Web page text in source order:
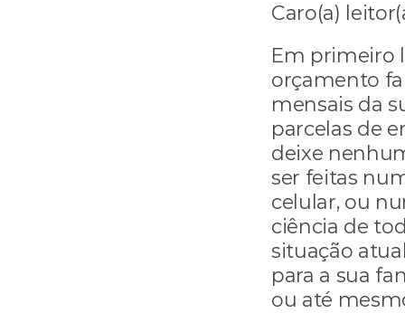
Caro(a)
Em primeiro
orçamento
mensais da
parcelas de
deixe
ser feitas
celular, ou
ciência de
situação
para a sua
ou até